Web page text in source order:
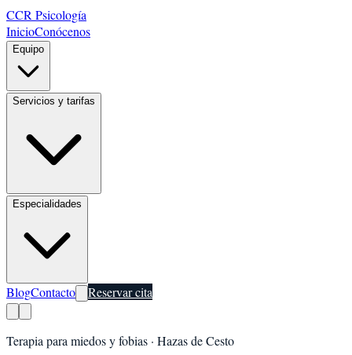
CCR Psicología
InicioConócenos
Equipo
Servicios y tarifas
Especialidades
BlogContacto Reservar cita
Terapia para miedos y fobias · Hazas de Cesto